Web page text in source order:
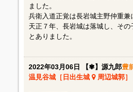
ました。
兵衛入道正覚は長岩城主野仲重兼
天正７年、長岩城は落城し、そ
とありました。
2022年03月06日 【✾】源九郎豊
温見谷城［日出生城
周辺城郭］